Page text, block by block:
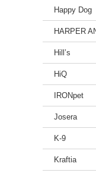
Happy Dog
HARPER
Hill’s
HiQ
IRONpet
Josera
K-9
Kraftia